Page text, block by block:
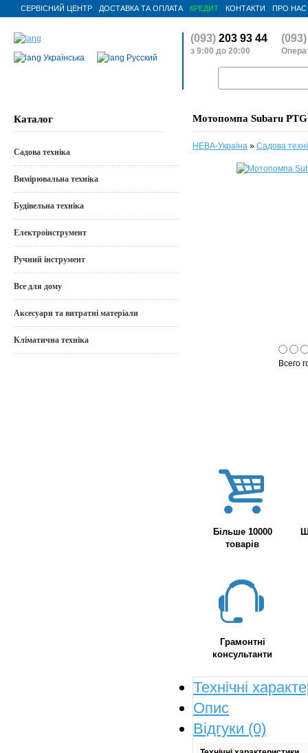
СЕРВІСНИЙ ЦЕНТР ДОСТАВКА ТА ОПЛАТА КРЕДИТ КОНТАКТИ ПРО НАС
Українська Русский
(093) 203 93 44 (093)
з 9:00 до 20:00
Мотопомпа Subaru
НЕВА-Україна » Садова
Всего
Більше 10000
товарів
Грамонтні
консультанти
Технічні
Опис
Відгуки (0)
Каталог
Садова техніка
Вимірювальна техніка
Будівельна техніка
Електроінструмент
Ручний інструмент
Все для дому
Аксесуари та витратні матеріали
Кліматична техніка